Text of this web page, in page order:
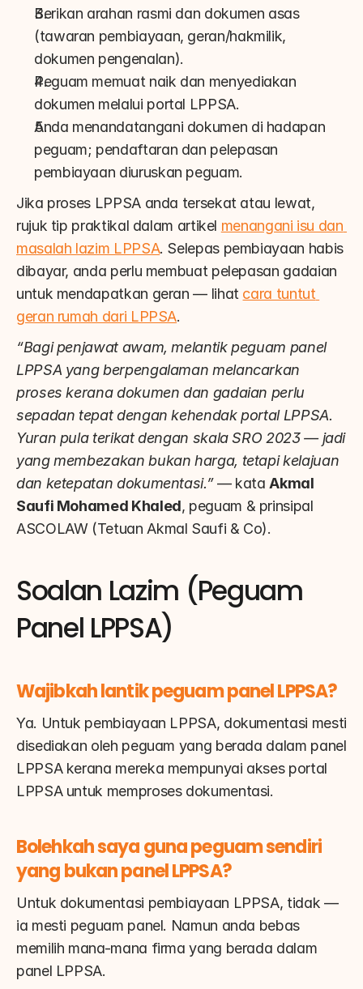
Berikan arahan rasmi dan dokumen asas
(tawaran pembiayaan, geran/hakmilik,
dokumen pengenalan).
Peguam memuat naik dan menyediakan
dokumen melalui portal LPPSA.
Anda menandatangani dokumen di hadapan
peguam; pendaftaran dan pelepasan
pembiayaan diuruskan peguam.
Jika proses LPPSA anda tersekat atau lewat,
rujuk tip praktikal dalam artikel menangani isu dan
masalah lazim LPPSA. Selepas pembiayaan habis
dibayar, anda perlu membuat pelepasan gadaian
untuk mendapatkan geran — lihat cara tuntut
geran rumah dari LPPSA.
“Bagi penjawat awam, melantik peguam panel
LPPSA yang berpengalaman melancarkan
proses kerana dokumen dan gadaian perlu
sepadan tepat dengan kehendak portal LPPSA.
Yuran pula terikat dengan skala SRO 2023 — jadi
yang membezakan bukan harga, tetapi kelajuan
dan ketepatan dokumentasi.” — kata Akmal
Saufi Mohamed Khaled, peguam & prinsipal
ASCOLAW (Tetuan Akmal Saufi & Co).
Soalan Lazim (Peguam
Panel LPPSA)
Wajibkah lantik peguam panel LPPSA?
Ya. Untuk pembiayaan LPPSA, dokumentasi mesti
disediakan oleh peguam yang berada dalam panel
LPPSA kerana mereka mempunyai akses portal
LPPSA untuk memproses dokumentasi.
Bolehkah saya guna peguam sendiri
yang bukan panel LPPSA?
Untuk dokumentasi pembiayaan LPPSA, tidak —
ia mesti peguam panel. Namun anda bebas
memilih mana-mana firma yang berada dalam
panel LPPSA.